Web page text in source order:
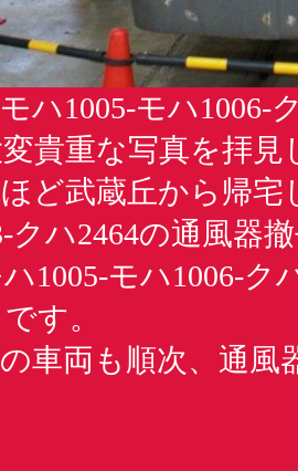
ハ1005-モハ1006-
貴重な写真を拝
ど武蔵丘から帰宅
クハ2464の通風器
1005-モハ1006-
す。
車両も順次、通風